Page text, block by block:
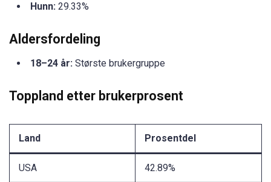
Hunn: 29.33%
Aldersfordeling
18–24 år: Største brukergruppe
Toppland etter brukerprosent
Land Prosentdel
USA 42.89%